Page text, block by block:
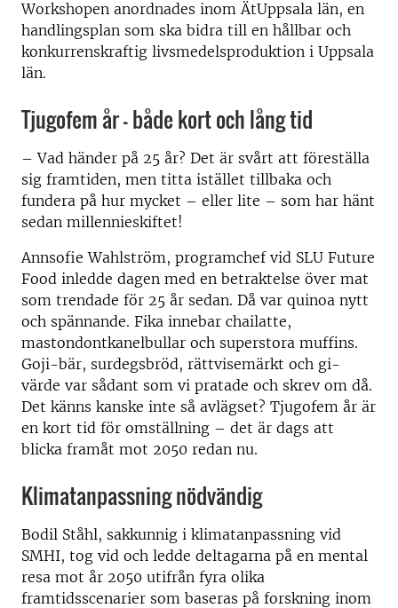
Workshopen anordnades inom ÄtUppsala län, en
handlingsplan som ska bidra till en hållbar och
konkurrenskraftig livsmedelsproduktion i Uppsala
län.
Tjugofem år – både kort och lång tid
– Vad händer på 25 år? Det är svårt att föreställa
sig framtiden, men titta istället tillbaka och
fundera på hur mycket – eller lite – som har hänt
sedan millennieskiftet!
Annsofie Wahlström, programchef vid SLU Future
Food inledde dagen med en betraktelse över mat
som trendade för 25 år sedan. Då var quinoa nytt
och spännande. Fika innebar chailatte,
mastondontkanelbullar och superstora muffins.
Goji-bär, surdegsbröd, rättvisemärkt och gi-
värde var sådant som vi pratade och skrev om då.
Det känns kanske inte så avlägset? Tjugofem år är
en kort tid för omställning – det är dags att
blicka framåt mot 2050 redan nu.
Klimatanpassning nödvändig
Bodil Ståhl, sakkunnig i klimatanpassning vid
SMHI, tog vid och ledde deltagarna på en mental
resa mot år 2050 utifrån fyra olika
framtidsscenarier som baseras på forskning inom